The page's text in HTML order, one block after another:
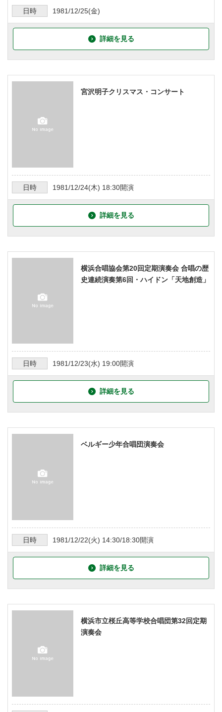
日時 1981/12/25(金)
詳細を見る
宮沢明子クリスマス・コンサート
日時 1981/12/24(木) 18:30開演
詳細を見る
横浜合唱協会第20回定期演奏会 合唱の歴
史連続演奏第6回・ハイドン「天地創造」
日時 1981/12/23(水) 19:00開演
詳細を見る
ベルギー少年合唱団演奏会
日時 1981/12/22(火) 14:30/18:30開演
詳細を見る
横浜市立桜丘高等学校合唱団第32回定期
演奏会